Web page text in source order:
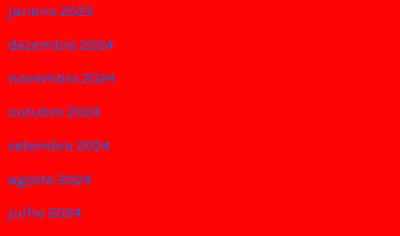
janeiro 2025
dezembro 2024
novembro 2024
outubro 2024
setembro 2024
agosto 2024
julho 2024